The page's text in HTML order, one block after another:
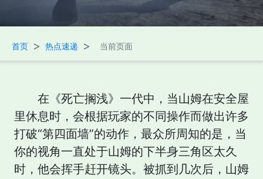
首页 > 热点速递 > 当前页面
在《死亡搁浅》一代中，当山姆在安全屋
里休息时，会根据玩家的不同操作而做出许多
打破“第四面墙”的动作，最众所周知的是，当
你的视角一直处于山姆的下半身三角区太久
时，他会挥手赶开镜头。被抓到几次后，山姆